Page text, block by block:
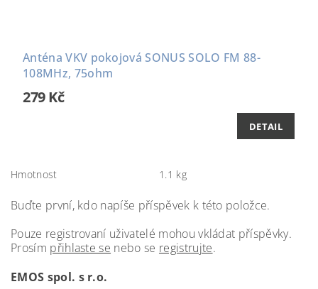
Anténa VKV pokojová SONUS SOLO FM 88-
108MHz, 75ohm
279 Kč
DETAIL
Hmotnost 1.1 kg
Buďte první, kdo napíše příspěvek k této položce.
Pouze registrovaní uživatelé mohou vkládat příspěvky.
Prosím přihlaste se nebo se registrujte.
EMOS spol. s r.o.